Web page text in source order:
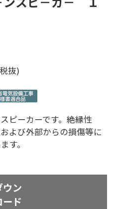
抜)
ピーカーです。絶縁性
よび外部からの損傷等に
す。
ウン
ード